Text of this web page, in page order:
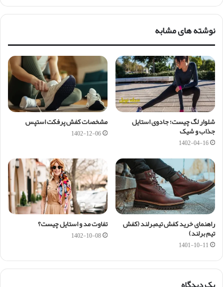
نوشته های مشابه
شلوار لگ چیست؛ جادوی استایل
جذاب و شیک
1402-04-16
مشخصات کفش پرفکت استپس
1402-12-06
راهنمای خرید کفش تیمبرلند (کفش
تیم برلند)
1401-10-11
تفاوت مد و استایل چیست؟
1402-10-08